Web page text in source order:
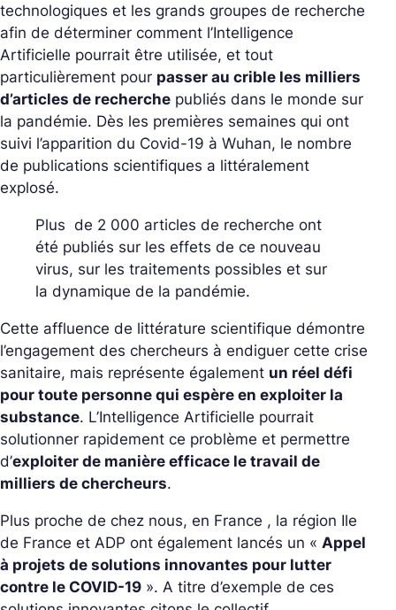
technologiques et les grands groupes de recherche
afin de déterminer comment l’Intelligence
Artificielle pourrait être utilisée, et tout
particulièrement pour passer au crible les milliers
d’articles de recherche publiés dans le monde sur
la pandémie. Dès les premières semaines qui ont
suivi l’apparition du Covid-19 à Wuhan, le nombre
de publications scientifiques a littéralement
explosé.
Plus de 2 000 articles de recherche ont
été publiés sur les effets de ce nouveau
virus, sur les traitements possibles et sur
la dynamique de la pandémie.
Cette affluence de littérature scientifique démontre
l’engagement des chercheurs à endiguer cette crise
sanitaire, mais représente également un réel défi
pour toute personne qui espère en exploiter la
substance. L’Intelligence Artificielle pourrait
solutionner rapidement ce problème et permettre
d’exploiter de manière efficace le travail de
milliers de chercheurs.
Plus proche de chez nous, en France , la région Ile
de France et ADP ont également lancés un « Appel
à projets de solutions innovantes pour lutter
contre le COVID-19 ». A titre d’exemple de ces